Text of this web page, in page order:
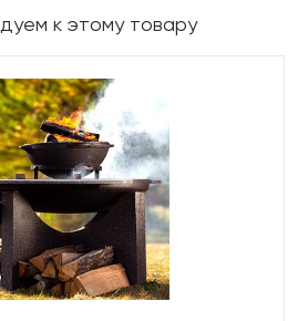
к этому товару